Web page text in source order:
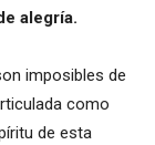
alegría.
imposibles de
como
de esta